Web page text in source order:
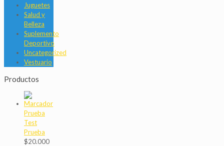
Juguetes
Salud y
Belleza
Suplemento
Deportivo
Uncategorized
Vestuario
Productos
Prueba
Test
Prueba
$20.000